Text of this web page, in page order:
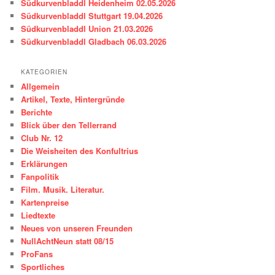
Südkurvenbladdl Heidenheim 02.05.2026
Südkurvenbladdl Stuttgart 19.04.2026
Südkurvenbladdl Union 21.03.2026
Südkurvenbladdl Gladbach 06.03.2026
KATEGORIEN
Allgemein
Artikel, Texte, Hintergründe
Berichte
Blick über den Tellerrand
Club Nr. 12
Die Weisheiten des Konfultrius
Erklärungen
Fanpolitik
Film. Musik. Literatur.
Kartenpreise
Liedtexte
Neues von unseren Freunden
NullAchtNeun statt 08/15
ProFans
Sportliches